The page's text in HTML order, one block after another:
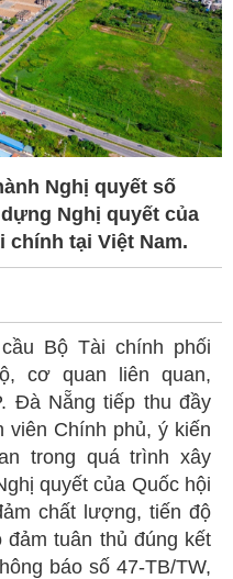
Nghị quyết số
Nghị quyết của
chính tại Việt Nam.
Bộ Tài chính phối
cơ quan liên quan,
Đà Nẵng tiếp thu đầy
viên Chính phủ, ý kiến
trong quá trình xây
quyết của Quốc hội
chất lượng, tiến độ
đảm tuân thủ đúng kết
báo số 47-TB/TW,